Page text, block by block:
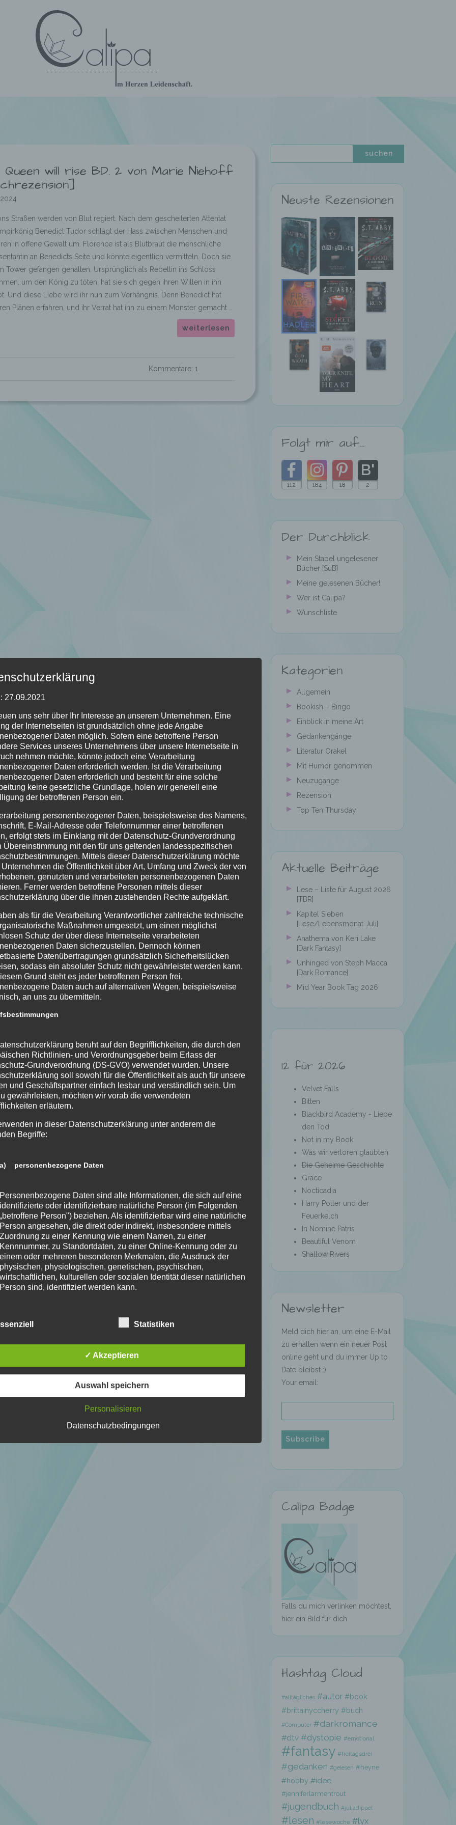
Queen will rise BD. 2 von Marie Niehoff
Straßen werden von Blut regiert. Nach dem gescheiterten Attentat
Benedict Tudor schlägt der Hass zwischen Menschen und
in offene Gewalt um. Florence ist als Blutbraut die menschliche
an Benedicts Seite und könnte eigentlich vermitteln. Doch sie
Tower gefangen gehalten. Ursprünglich als Rebellin ins Schloss
um den König zu töten, hat sie sich gegen ihren Willen in ihn
Und diese Liebe wird ihr nun zum Verhängnis. Denn Benedict hat
Plänen erfahren, und ihr Verrat hat ihn zu einem Monster gemacht …
weiterlesen
Kommentare: 1
Neuste Rezensionen
Folgt mir auf…
auf
Facebook
112
auf
Instagram
184
auf
Pinterest
18
Blog
2
Der Durchblick
Mein Stapel ungelesener
Bücher [SuB]
Meine gelesenen Bücher!
Wer ist Calipa?
Wunschliste
Kategorien
Allgemein
Bookish – Bingo
Einblick in meine Art
Gedankengänge
Literatur Orakel
Mit Humor genommen
Neuzugänge
Rezension
Top Ten Thursday
Aktuelle Beiträge
Lese – Liste für August 2026
[TBR]
Kapitel Sieben
[Lese/Lebensmonat Juli]
Anathema von Keri Lake
[Dark Fantasy]
Unhinged von Steph Macca
[Dark Romance]
Mid Year Book Tag 2026
12 für 2026
Velvet Falls
Bitten
Blackbird Academy - Liebe
den Tod
Not in my Book
Was wir verloren glaubten
Die Geheime Geschichte
Grace
Nocticadia
Harry Potter und der
Feuerkelch
In Nomine Patris
Beautiful Venom
Shallow Rivers
Newsletter
Meld dich hier an, um eine E-Mail
zu erhalten wenn ein neuer Post
online geht und du immer Up to
Date bleibst :)
Your email:
Calipa Badge
Falls du mich verlinken möchtest,
hier ein Bild für dich
Hashtag Cloud
#alltägliches #autor #book
#brittainyccherry #buch
#Computer #darkromance
#dtv #dystopie #emotional
#fantasy #freitagsdrei
#gedanken #gelesen #heyne
#hobby #idee
#jenniferlarmentrout
#jugendbuch #juliadippel
#lesen #lesewoche #lyx
27.09.2021
uns sehr über Ihr Interesse an unserem Unternehmen. Eine
der Internetseiten ist grundsätzlich ohne jede Angabe
Daten möglich. Sofern eine betroffene Person
Services unseres Unternehmens über unsere Internetseite in
nehmen möchte, könnte jedoch eine Verarbeitung
Daten erforderlich werden. Ist die Verarbeitung
Daten erforderlich und besteht für eine solche
keine gesetzliche Grundlage, holen wir generell eine
der betroffenen Person ein.
personenbezogener Daten, beispielsweise des Namens,
E-Mail-Adresse oder Telefonnummer einer betroffenen
erfolgt stets im Einklang mit der Datenschutz-Grundverordnung
Übereinstimmung mit den für uns geltenden landesspezifischen
Mittels dieser Datenschutzerklärung möchte
die Öffentlichkeit über Art, Umfang und Zweck der von
genutzten und verarbeiteten personenbezogenen Daten
Ferner werden betroffene Personen mittels dieser
über die ihnen zustehenden Rechte aufgeklärt.
als für die Verarbeitung Verantwortlicher zahlreiche technische
Maßnahmen umgesetzt, um einen möglichst
Schutz der über diese Internetseite verarbeiteten
Daten sicherzustellen. Dennoch können
Datenübertragungen grundsätzlich Sicherheitslücken
sodass ein absoluter Schutz nicht gewährleistet werden kann.
Grund steht es jeder betroffenen Person frei,
Daten auch auf alternativen Wegen, beispielsweise
an uns zu übermitteln.
beruht auf den Begrifflichkeiten, die durch den
Richtlinien- und Verordnungsgeber beim Erlass der
Grundverordnung (DS-GVO) verwendet wurden. Unsere
soll sowohl für die Öffentlichkeit als auch für unsere
und Geschäftspartner einfach lesbar und verständlich sein. Um
gewährleisten, möchten wir vorab die verwendeten
erläutern.
in dieser Datenschutzerklärung unter anderem die
Begriffe:
a) personenbezogene Daten
Personenbezogene Daten sind alle Informationen, die sich auf eine
identifizierte oder identifizierbare natürliche Person (im Folgenden
„betroffene Person") beziehen. Als identifizierbar wird eine natürliche
Person angesehen, die direkt oder indirekt, insbesondere mittels
Zuordnung zu einer Kennung wie einem Namen, zu einer
Kennnummer, zu Standortdaten, zu einer Online-Kennung oder zu
einem oder mehreren besonderen Merkmalen, die Ausdruck der
physischen, physiologischen, genetischen, psychischen,
wirtschaftlichen, kulturellen oder sozialen Identität dieser natürlichen
Person sind, identifiziert werden kann.
b) betroffene Person
Betroffene Person ist jede identifizierte oder identifizierbare
Verarbeitung Verantwortlichen verarbeitet werden.
ausgeführte Vorgang oder jede solche Vorgangsreihe im
Zusammenhang mit personenbezogenen Daten wie das Erheben,
Anpassung oder Veränderung, das Auslesen, das Abfragen, die
Verwendung, die Offenlegung durch Übermittlung, Verbreitung oder
eine andere Form der Bereitstellung, den Abgleich oder die
Verknüpfung, die Einschränkung, das Löschen oder die Vernichtung.
d) Einschränkung der Verarbeitung
Einschränkung der Verarbeitung ist die Markierung gespeicherter
personenbezogener Daten mit dem Ziel, ihre künftige Verarbeitung
einzuschränken.
e) Profiling
Profiling ist jede Art der automatisierten Verarbeitung
personenbezogener Daten, die darin besteht, dass diese
personenbezogenen Daten verwendet werden, um bestimmte
persönliche Aspekte, die sich auf eine natürliche Person beziehen,
zu bewerten, insbesondere, um Aspekte bezüglich Arbeitsleistung,
wirtschaftlicher Lage, Gesundheit, persönlicher Vorlieben, Interessen,
Zuverlässigkeit, Verhalten, Aufenthaltsort oder Ortswechsel dieser
natürlichen Person zu analysieren oder vorherzusagen.
Statistiken
✓ Akzeptieren
Auswahl speichern
Personalisieren
Datenschutzbedingungen